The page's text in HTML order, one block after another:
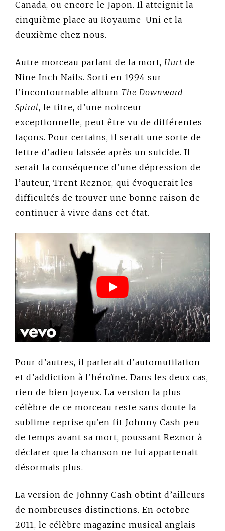
Canada, ou encore le Japon. Il atteignit la
cinquième place au Royaume-Uni et la
deuxième chez nous.
Autre morceau parlant de la mort, Hurt de
Nine Inch Nails. Sorti en 1994 sur
l’incontournable album The Downward
Spiral, le titre, d’une noirceur
exceptionnelle, peut être vu de différentes
façons. Pour certains, il serait une sorte de
lettre d’adieu laissée après un suicide. Il
serait la conséquence d’une dépression de
l’auteur, Trent Reznor, qui évoquerait les
difficultés de trouver une bonne raison de
continuer à vivre dans cet état.
Pour d’autres, il parlerait d’automutilation
et d’addiction à l’héroïne. Dans les deux cas,
rien de bien joyeux. La version la plus
célèbre de ce morceau reste sans doute la
sublime reprise qu’en fit Johnny Cash peu
de temps avant sa mort, poussant Reznor à
déclarer que la chanson ne lui appartenait
désormais plus.
La version de Johnny Cash obtint d’ailleurs
de nombreuses distinctions. En octobre
2011, le célèbre magazine musical anglais